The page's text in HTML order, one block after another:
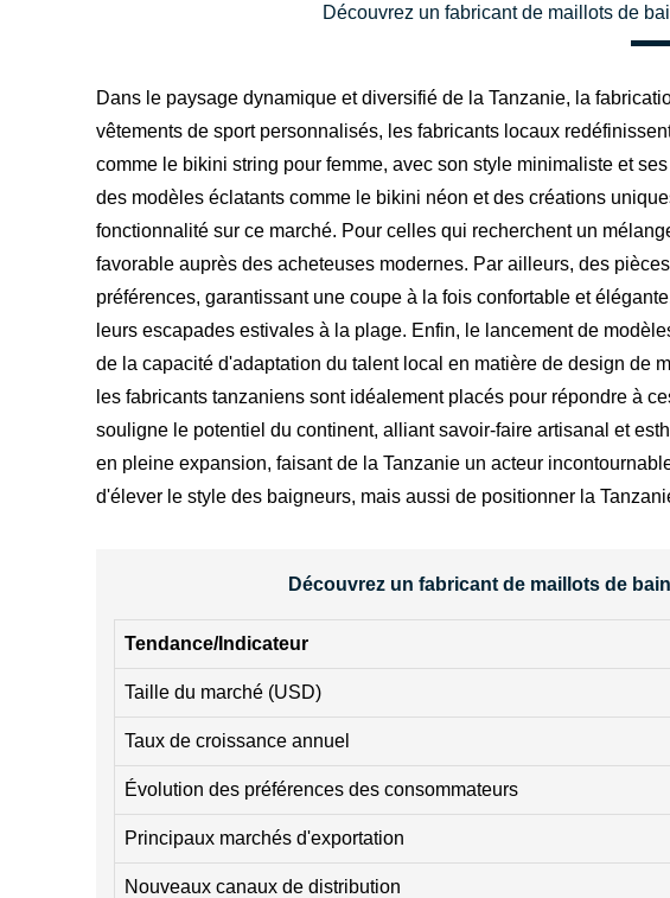
Découvrez un fabricant de maillots de
Dans le paysage dynamique et diversifié de la Tanzanie, la
vêtements de sport personnalisés, les fabricants locaux
comme le bikini string pour femme, avec son style minimaliste et
des modèles éclatants comme le bikini néon et des créations
fonctionnalité sur ce marché. Pour celles qui recherchent un
favorable auprès des acheteuses modernes. Par ailleurs, des
préférences, garantissant une coupe à la fois confortable et
leurs escapades estivales à la plage. Enfin, le lancement de
de la capacité d'adaptation du talent local en matière de design de
les fabricants tanzaniens sont idéalement placés pour répondre à
souligne le potentiel du continent, alliant savoir-faire artisanal et
en pleine expansion, faisant de la Tanzanie un acteur
d'élever le style des baigneurs, mais aussi de positionner la
Découvrez un fabricant de maillots de
Tendance/Indicateur
Taille du marché (USD)
Taux de croissance annuel
Évolution des préférences des consommateurs
Principaux marchés d'exportation
Nouveaux canaux de distribution